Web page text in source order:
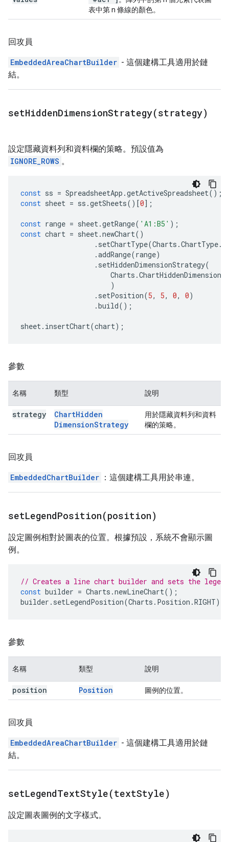
表中第 n 條線的顏色。
回攻員
EmbeddedAreaChartBuilder - 這個建構工具適用於鏈
結。
setHiddenDimensionStrategy(strategy)
設定隱藏資料列和資料欄的策略。預設值為
IGNORE_ROWS 。
const ss = SpreadsheetApp .getActiveSpreadsheet();
const sheet = ss .getSheets()[0];
const range = sheet.getRange( 'A1:B5' );
const chart = sheet.newChart()
. setChartType(Charts .ChartType.
.addRange(range)
. setHiddenDimensionStrategy(
Charts .
)
. setPosition(5, 5, 0, 0)
.build();
sheet. insertChart(chart);
參數
名稱 類型 說明
strategy ChartHidden
DimensionStrategy
用於隱藏資料列和資料
欄的策略。
回攻員
EmbeddedChartBuilder ：這個建構工具用於串連。
setLegendPosition(position)
設定圖例相對於圖表的位置。根據預設，系統不會顯示圖
例。
// Creates a line chart builder and sets the
const builder = Charts .newLineChart();
builder . setLegendPosition(Charts . Position .RIGHT);
參數
名稱 類型 說明
position Position 圖例的位置。
回攻員
EmbeddedAreaChartBuilder - 這個建構工具適用於鏈
結。
setLegendTextStyle(textStyle)
設定圖表圖例的文字樣式。